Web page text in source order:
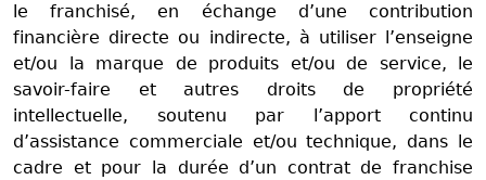
le franchisé, en échange d’une contribution
financière directe ou indirecte, à utiliser l’enseigne
et/ou la marque de produits et/ou de service, le
savoir-faire et autres droits de propriété
intellectuelle, soutenu par l’apport continu
d’assistance commerciale et/ou technique, dans le
cadre et pour la durée d’un contrat de franchise